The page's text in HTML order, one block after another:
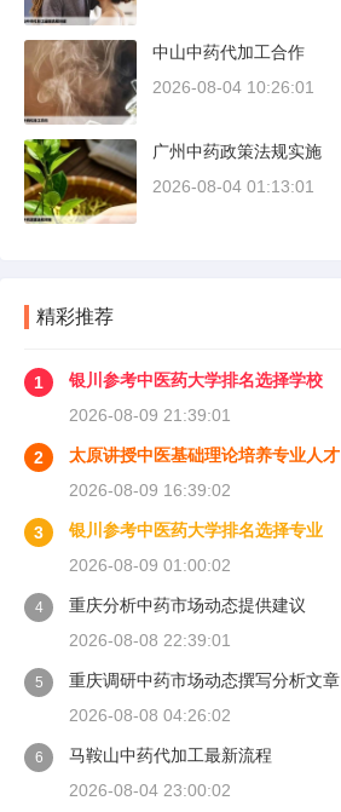
中山中药代加工合作
2026-08-04 10:26:01
广州中药政策法规实施
2026-08-04 01:13:01
精彩推荐
1
银川参考中医药大学排名选择学校
2026-08-09 21:39:01
2
太原讲授中医基础理论培养专业人才
2026-08-09 16:39:02
3
银川参考中医药大学排名选择专业
2026-08-09 01:00:02
4
重庆分析中药市场动态提供建议
2026-08-08 22:39:01
5
重庆调研中药市场动态撰写分析文章
2026-08-08 04:26:02
6
马鞍山中药代加工最新流程
2026-08-04 23:00:02